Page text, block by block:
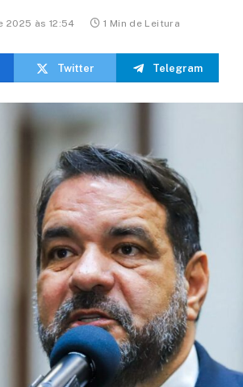
2025 às 12:54 1 Min de Leitura
Twitter Telegram